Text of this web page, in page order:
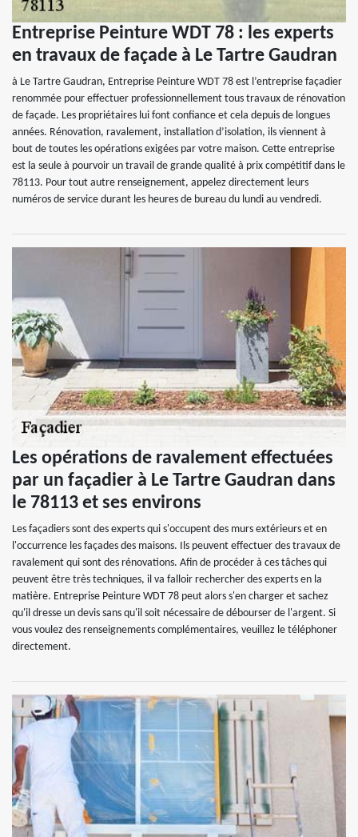
Entreprise Peinture WDT 78 : les experts
en travaux de façade à Le Tartre Gaudran
à Le Tartre Gaudran, Entreprise Peinture WDT 78 est l’entreprise façadier
renommée pour effectuer professionnellement tous travaux de rénovation
de façade. Les propriétaires lui font confiance et cela depuis de longues
années. Rénovation, ravalement, installation d’isolation, ils viennent à
bout de toutes les opérations exigées par votre maison. Cette entreprise
est la seule à pourvoir un travail de grande qualité à prix compétitif dans le
78113. Pour tout autre renseignement, appelez directement leurs
numéros de service durant les heures de bureau du lundi au vendredi.
Les opérations de ravalement effectuées
par un façadier à Le Tartre Gaudran dans
le 78113 et ses environs
Les façadiers sont des experts qui s'occupent des murs extérieurs et en
l'occurrence les façades des maisons. Ils peuvent effectuer des travaux de
ravalement qui sont des rénovations. Afin de procéder à ces tâches qui
peuvent être très techniques, il va falloir rechercher des experts en la
matière. Entreprise Peinture WDT 78 peut alors s'en charger et sachez
qu'il dresse un devis sans qu'il soit nécessaire de débourser de l'argent. Si
vous voulez des renseignements complémentaires, veuillez le téléphoner
directement.